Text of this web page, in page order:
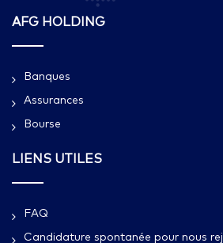
AFG HOLDING
Banques
Assurances
Bourse
LIENS UTILES
FAQ
Candidature spontanée pour nous